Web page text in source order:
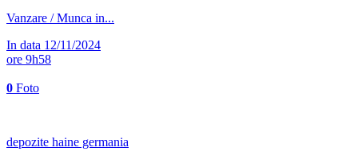
Vanzare / Munca in...
In data 12/11/2024
ore 9h58
0 Foto
depozite haine germania